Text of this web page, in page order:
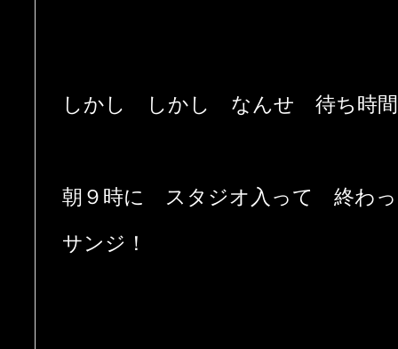
しかし しかし なんせ 待ち時
朝９時に スタジオ入って 終わ
サンジ！